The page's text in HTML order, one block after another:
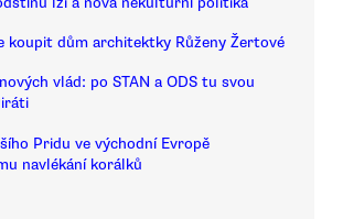
koupit dům architektky Růženy Žertové
vlád: po STAN a ODS tu svou
Pridu ve východní Evropě
navlékání korálků